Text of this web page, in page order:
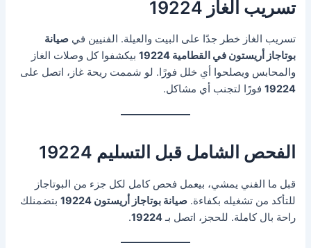
تسريب الغاز 19224
تسريب الغاز خطر جدًا على البيت والعيلة. الفنيين فيصيانة
بوتاجاز أريستون في القطامية 19224
بيكشفوا كل وصلات الغاز
والمحابس ويصلحوا أي خلل فورًا. لو شممت ريحة غاز، اتصل على
19224 فورًا لتجنب أي مشاكل.
الفحص الشامل قبل التسليم 19224
قبل ما الفني يمشي، بيعمل فحص كامل لكل جزء من البوتاجاز
للتأكد من تشغيله بكفاءة.صيانة بوتاجاز أريستون 19224
بتضمنلك
راحة بال كاملة. للحجز، اتصل بـ19224
.